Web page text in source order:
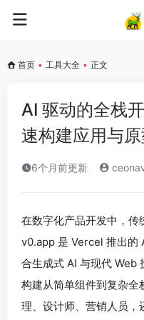
首页 • 工具大全 • 正文
AI 驱动的全栈
速构建应用与原
6个月前更新
在数字化产品开发中，传
v0.app 是 Vercel 推出的
合生成式 AI 与现代 Web
构建从简单组件到复杂全
理、设计师、营销人员